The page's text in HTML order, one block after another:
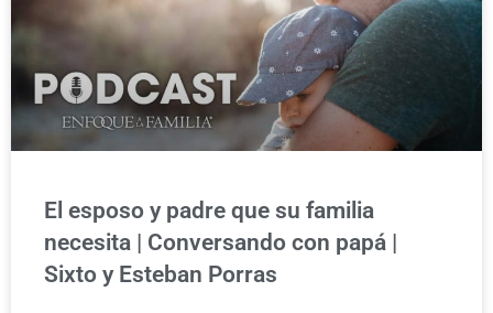
El esposo y padre que su familia
necesita | Conversando con papá |
Sixto y Esteban Porras